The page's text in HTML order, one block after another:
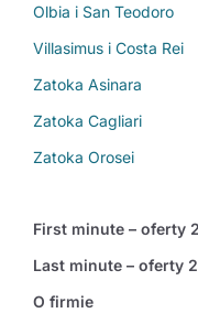
Olbia i San Teodoro
Villasimus i Costa Rei
Zatoka Asinara
Zatoka Cagliari
Zatoka Orosei
First minute – oferty
Last minute – oferty
O firmie